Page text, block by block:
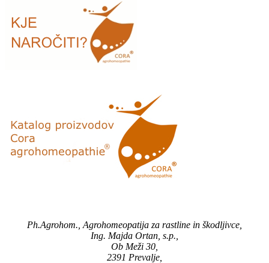
Ph.Agrohom., Agrohomeopatija za rastline in škodljivce,
Ing. Majda Ortan, s.p.,
Ob Meži 30,
2391 Prevalje,